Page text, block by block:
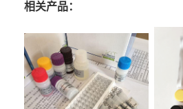
相关产品：